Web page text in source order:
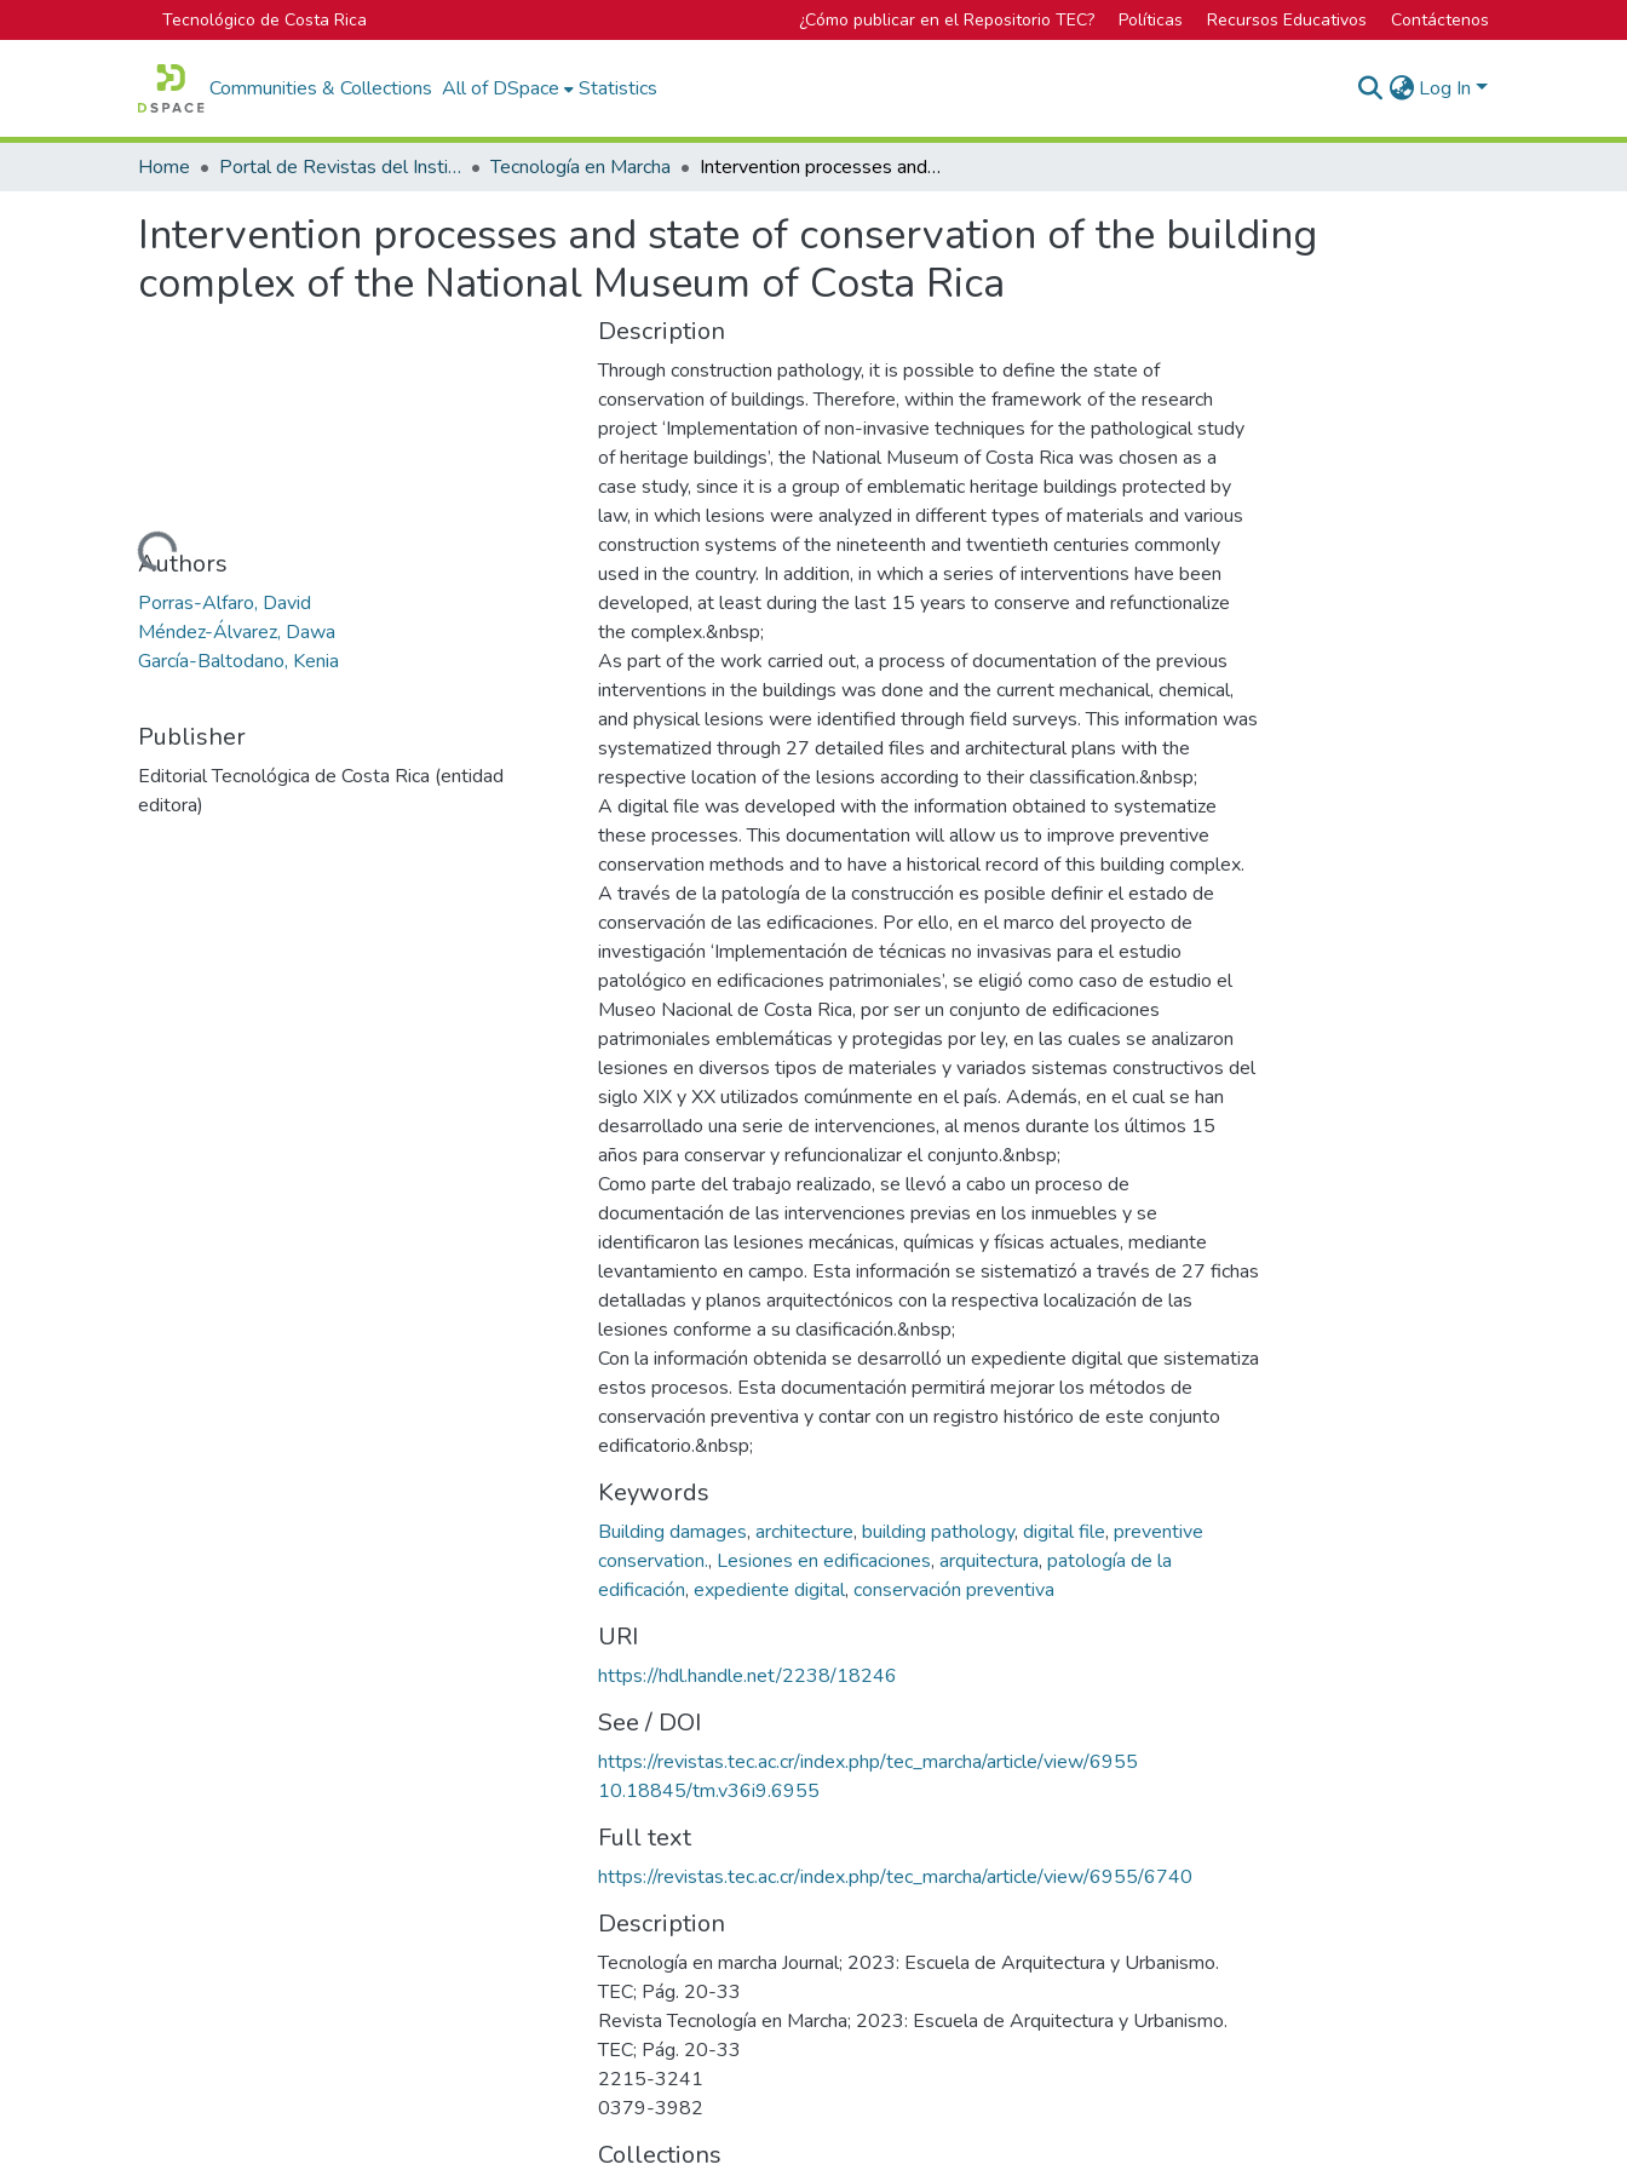
Tecnológico de Costa Rica ¿Cómo publicar en el Repositorio TEC? Políticas Recursos Educativos Contáctenos
Communities & Collections All of DSpace Statistics Log In
Home Portal de Revistas del Instituto Tecnológico de Costa Rica Tecnología en Marcha Intervention processes and state of conservation of the building complex of the National Museum of Costa Rica
Intervention processes and state of conservation of the building
complex of the National Museum of Costa Rica
Loading...
Authors
Porras-Alfaro, David
Méndez-Álvarez, Dawa
García-Baltodano, Kenia
Publisher
Editorial Tecnológica de Costa Rica (entidad
editora)
Description
Through construction pathology, it is possible to define the state of
conservation of buildings. Therefore, within the framework of the research
project ‘Implementation of non-invasive techniques for the pathological study
of heritage buildings’, the National Museum of Costa Rica was chosen as a
case study, since it is a group of emblematic heritage buildings protected by
law, in which lesions were analyzed in different types of materials and various
construction systems of the nineteenth and twentieth centuries commonly
used in the country. In addition, in which a series of interventions have been
developed, at least during the last 15 years to conserve and refunctionalize
the complex.&nbsp;
As part of the work carried out, a process of documentation of the previous
interventions in the buildings was done and the current mechanical, chemical,
and physical lesions were identified through field surveys. This information was
systematized through 27 detailed files and architectural plans with the
respective location of the lesions according to their classification.&nbsp;
A digital file was developed with the information obtained to systematize
these processes. This documentation will allow us to improve preventive
conservation methods and to have a historical record of this building complex.
A través de la patología de la construcción es posible definir el estado de
conservación de las edificaciones. Por ello, en el marco del proyecto de
investigación ‘Implementación de técnicas no invasivas para el estudio
patológico en edificaciones patrimoniales’, se eligió como caso de estudio el
Museo Nacional de Costa Rica, por ser un conjunto de edificaciones
patrimoniales emblemáticas y protegidas por ley, en las cuales se analizaron
lesiones en diversos tipos de materiales y variados sistemas constructivos del
siglo XIX y XX utilizados comúnmente en el país. Además, en el cual se han
desarrollado una serie de intervenciones, al menos durante los últimos 15
años para conservar y refuncionalizar el conjunto.&nbsp;
Como parte del trabajo realizado, se llevó a cabo un proceso de
documentación de las intervenciones previas en los inmuebles y se
identificaron las lesiones mecánicas, químicas y físicas actuales, mediante
levantamiento en campo. Esta información se sistematizó a través de 27 fichas
detalladas y planos arquitectónicos con la respectiva localización de las
lesiones conforme a su clasificación.&nbsp;
Con la información obtenida se desarrolló un expediente digital que sistematiza
estos procesos. Esta documentación permitirá mejorar los métodos de
conservación preventiva y contar con un registro histórico de este conjunto
edificatorio.&nbsp;
Keywords
Building damages, architecture, building pathology, digital file, preventive
conservation., Lesiones en edificaciones, arquitectura, patología de la
edificación, expediente digital, conservación preventiva
URI
https://hdl.handle.net/2238/18246
See / DOI
https://revistas.tec.ac.cr/index.php/tec_marcha/article/view/6955
10.18845/tm.v36i9.6955
Full text
https://revistas.tec.ac.cr/index.php/tec_marcha/article/view/6955/6740
Description
Tecnología en marcha Journal; 2023: Escuela de Arquitectura y Urbanismo.
TEC; Pág. 20-33
Revista Tecnología en Marcha; 2023: Escuela de Arquitectura y Urbanismo.
TEC; Pág. 20-33
2215-3241
0379-3982
Collections